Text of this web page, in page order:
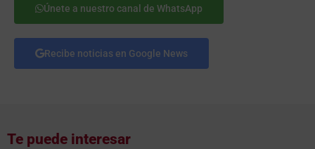
Únete a nuestro canal de WhatsApp
Recibe noticias en Google News
Te puede interesar